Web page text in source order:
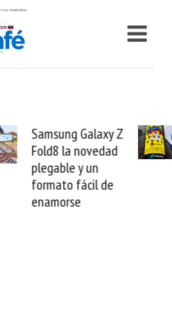
Cashea levanta 100
millones de dólares y
valida el crédito del
venezolano ante el
mundo